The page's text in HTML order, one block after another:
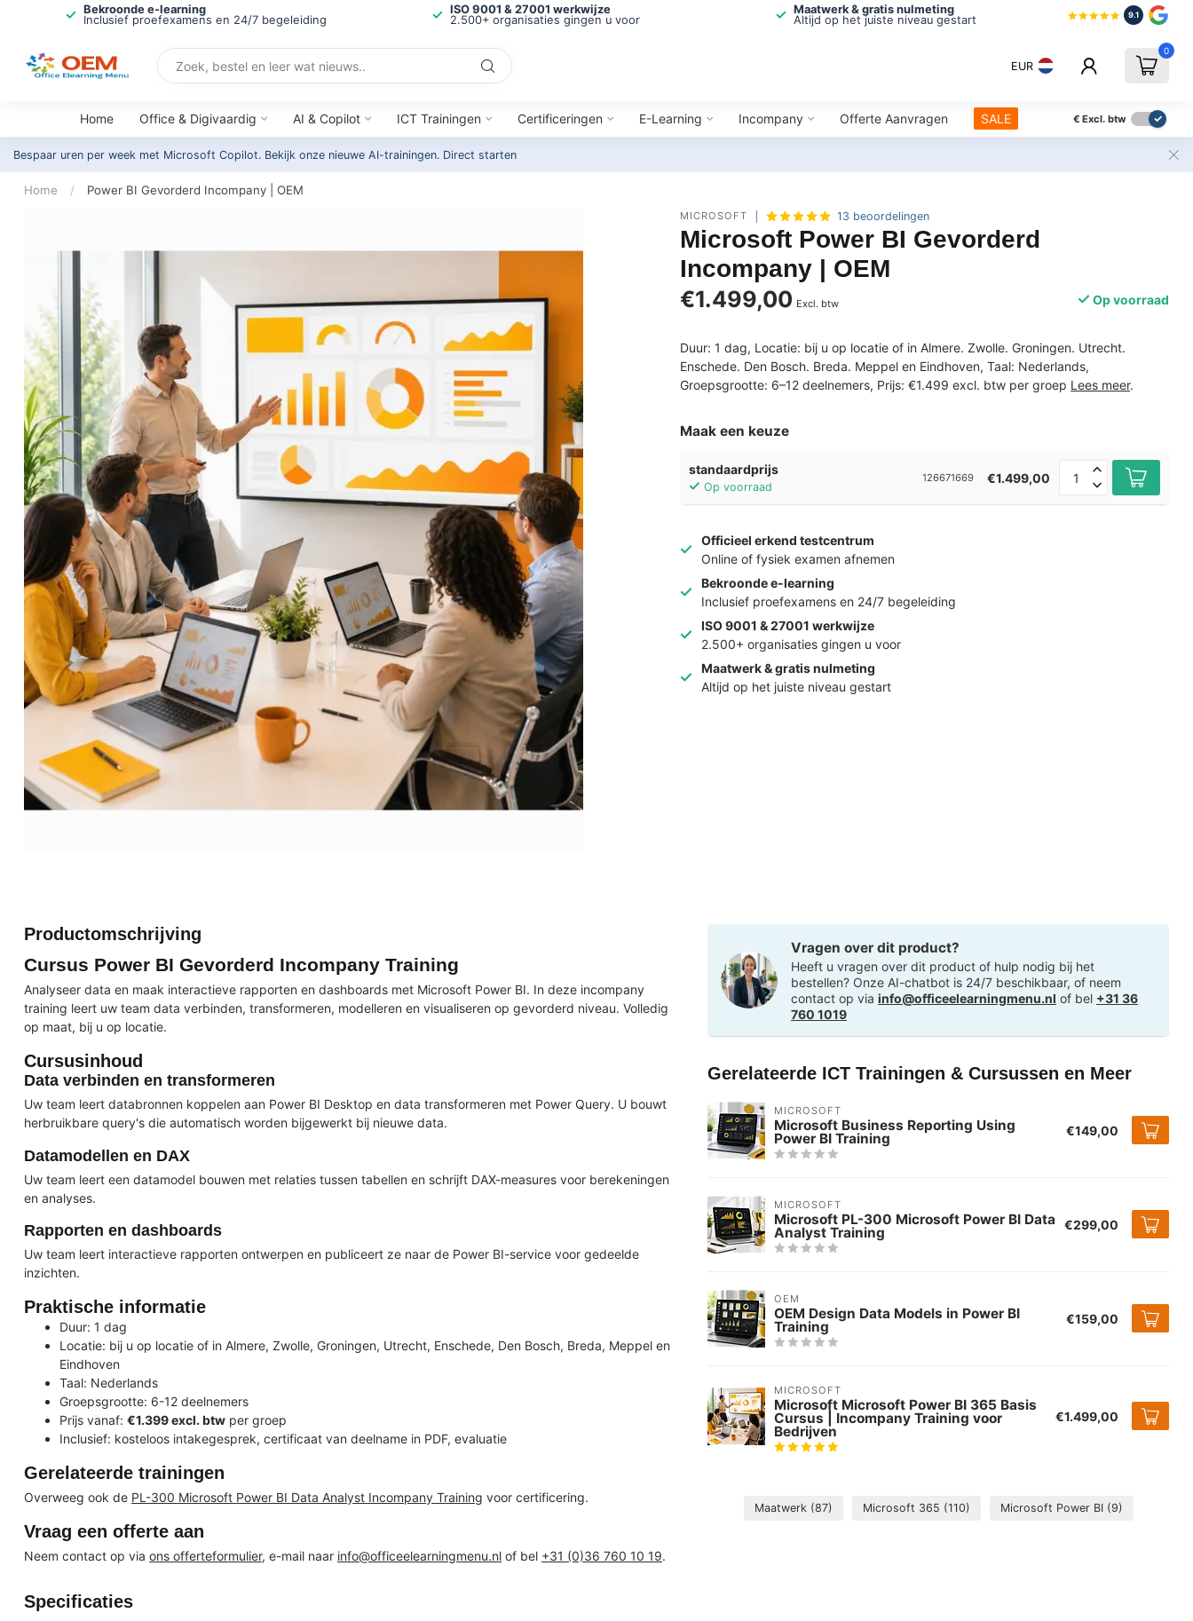
Bekroonde e-learning
Inclusief proefexamens en 24/7 begeleiding
ISO 9001 & 27001 werkwijze
2.500+ organisaties gingen u voor
Maatwerk & gratis nulmeting
Altijd op het juiste niveau gestart
9.1
EUR
0
Home Office & Digivaardig AI & Copilot ICT Trainingen Certificeringen E-Learning Incompany Offerte Aanvragen SALE € Excl. btw
Bespaar uren per week met Microsoft Copilot. Bekijk onze nieuwe AI-trainingen. Direct starten
Home / Power BI Gevorderd Incompany | OEM
MICROSOFT 13 beoordelingen
Microsoft Power BI Gevorderd
Incompany | OEM
€1.499,00 Excl. btw Op voorraad
Duur: 1 dag, Locatie: bij u op locatie of in Almere. Zwolle. Groningen. Utrecht.
Enschede. Den Bosch. Breda. Meppel en Eindhoven, Taal: Nederlands,
Groepsgrootte: 6–12 deelnemers, Prijs: €1.499 excl. btw per groep Lees meer.
Maak een keuze
standaardprijs
Op voorraad
126671669 €1.499,00
Officieel erkend testcentrum
Online of fysiek examen afnemen
Bekroonde e-learning
Inclusief proefexamens en 24/7 begeleiding
ISO 9001 & 27001 werkwijze
2.500+ organisaties gingen u voor
Maatwerk & gratis nulmeting
Altijd op het juiste niveau gestart
Productomschrijving
Cursus Power BI Gevorderd Incompany Training
Analyseer data en maak interactieve rapporten en dashboards met Microsoft Power BI. In deze incompany
training leert uw team data verbinden, transformeren, modelleren en visualiseren op gevorderd niveau. Volledig
op maat, bij u op locatie.
Cursusinhoud
Data verbinden en transformeren
Uw team leert databronnen koppelen aan Power BI Desktop en data transformeren met Power Query. U bouwt
herbruikbare query's die automatisch worden bijgewerkt bij nieuwe data.
Datamodellen en DAX
Uw team leert een datamodel bouwen met relaties tussen tabellen en schrijft DAX-measures voor berekeningen
en analyses.
Rapporten en dashboards
Uw team leert interactieve rapporten ontwerpen en publiceert ze naar de Power BI-service voor gedeelde
inzichten.
Praktische informatie
Duur: 1 dag
Locatie: bij u op locatie of in Almere, Zwolle, Groningen, Utrecht, Enschede, Den Bosch, Breda, Meppel en
Eindhoven
Taal: Nederlands
Groepsgrootte: 6-12 deelnemers
Prijs vanaf: €1.399 excl. btw per groep
Inclusief: kosteloos intakegesprek, certificaat van deelname in PDF, evaluatie
Gerelateerde trainingen
Overweeg ook de PL-300 Microsoft Power BI Data Analyst Incompany Training voor certificering.
Vraag een offerte aan
Neem contact op via ons offerteformulier, e-mail naar info@officeelearningmenu.nl of bel +31 (0)36 760 10 19.
Specificaties
Vragen over dit product?
Heeft u vragen over dit product of hulp nodig bij het
bestellen? Onze AI-chatbot is 24/7 beschikbaar, of neem
contact op via info@officeelearningmenu.nl of bel +31 36
760 1019
Gerelateerde ICT Trainingen & Cursussen en Meer
MICROSOFT
Microsoft Business Reporting Using
Power BI Training €149,00
MICROSOFT
Microsoft PL-300 Microsoft Power BI Data
Analyst Training €299,00
OEM
OEM Design Data Models in Power BI
Training €159,00
MICROSOFT
Microsoft Microsoft Power BI 365 Basis
Cursus | Incompany Training voor
Bedrijven
€1.499,00
Maatwerk (87) Microsoft 365 (110) Microsoft Power BI (9)